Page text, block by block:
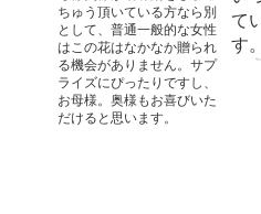
ちゅう頂いている方なら別
として、普通一般的な女性
はこの花はなかなか贈られ
る機会がありません。サプ
ライズにぴったりですし、
お母様。奥様もお喜びいた
だけると思います。
て
す